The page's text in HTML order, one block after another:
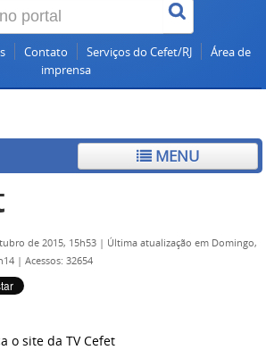
Contato Serviços do Cefet/RJ
Área de
imprensa
MENU
de 2015, 15h53 | Última atualização em Domingo,
| Acessos: 32654
o site da TV Cefet